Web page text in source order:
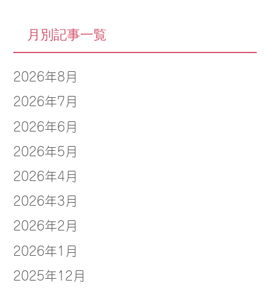
月別記事一覧
2026年8月
2026年7月
2026年6月
2026年5月
2026年4月
2026年3月
2026年2月
2026年1月
2025年12月